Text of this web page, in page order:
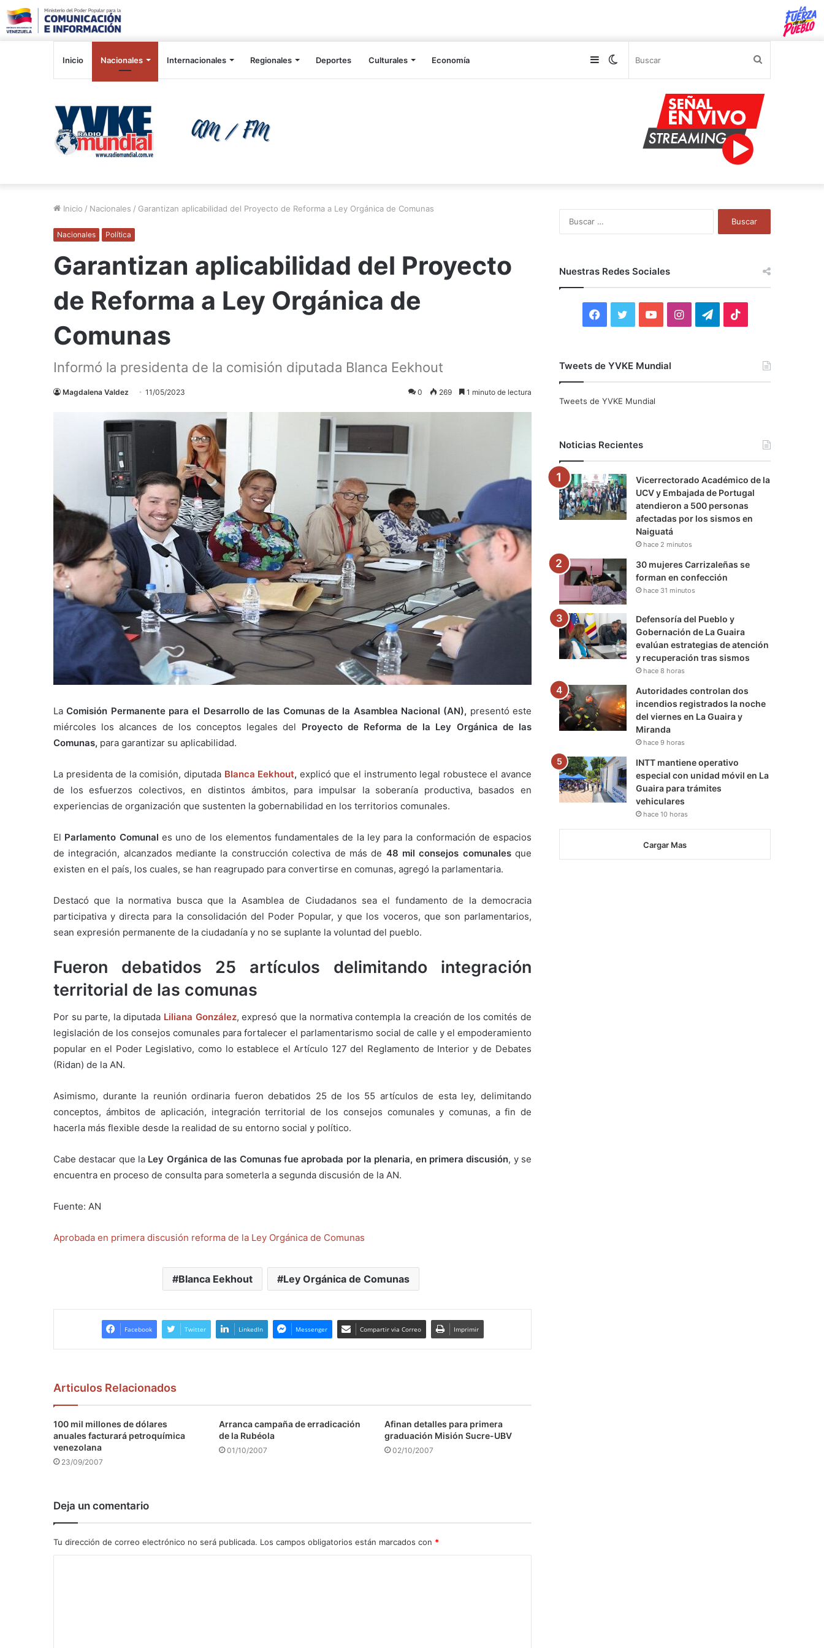
Inicio Nacionales Internacionales Regionales Deportes Culturales Economía Switch
Sidebar
Inicio / Nacionales / Garantizan aplicabilidad del Proyecto de Reforma a Ley Orgánica de Comunas
Nacionales Política
Garantizan aplicabilidad del Proyecto
de Reforma a Ley Orgánica de
Comunas
Informó la presidenta de la comisión diputada Blanca Eekhout
Magdalena Valdez 11/05/2023 0 269 1 minuto de lectura
LaComisión Permanente para el Desarrollo de las Comunas de la Asamblea Nacional (AN), presentó este
miércoles los alcances de los conceptos legales del Proyecto de Reforma de la Ley Orgánica de las
Comunas, para garantizar su aplicabilidad.
La presidenta de la comisión, diputada Blanca Eekhout, explicó que el instrumento legal robustece el avance
de los esfuerzos colectivos, en distintos ámbitos, para impulsar la soberanía productiva, basados en
experiencias de organización que sustenten la gobernabilidad en los territorios comunales.
El Parlamento Comunal es uno de los elementos fundamentales de la ley para la conformación de espacios
de integración, alcanzados mediante la construcción colectiva de más de 48 mil consejos comunalesque
existen en el país, los cuales, se han reagrupado para convertirse en comunas, agregó la parlamentaria.
Destacó que la normativa busca que la Asamblea de Ciudadanos sea el fundamento de la democracia
participativa y directa para la consolidación del Poder Popular, y que los voceros, que son parlamentarios,
sean expresión permanente de la ciudadanía y no se suplante la voluntad del pueblo.
Fueron debatidos 25 artículos delimitando integración
territorial de las comunas
Por su parte, la diputada Liliana González, expresó que la normativa contempla la creación de los comités de
legislación de los consejos comunales para fortalecer el parlamentarismo social de calle y el empoderamiento
popular en el Poder Legislativo, como lo establece el Artículo 127 del Reglamento de Interior y de Debates
(Ridan) de la AN.
Asimismo, durante la reunión ordinaria fueron debatidos 25 de los 55 artículos de esta ley, delimitando
conceptos, ámbitos de aplicación, integración territorial de los consejos comunales y comunas, a fin de
hacerla más flexible desde la realidad de su entorno social y político.
Cabe destacar que la Ley Orgánica de las Comunas fue aprobada por la plenaria, en primera discusión, y se
encuentra en proceso de consulta para someterla a segunda discusión de la AN.
Fuente: AN
Aprobada en primera discusión reforma de la Ley Orgánica de Comunas
Blanca Eekhout Ley Orgánica de Comunas
Facebook Twitter LinkedIn Messenger Compartir via Correo Imprimir
Articulos Relacionados
100 mil millones de dólares
anuales facturará petroquímica
venezolana
23/09/2007
Arranca campaña de erradicación
de la Rubéola
01/10/2007
Afinan detalles para primera
graduación Misión Sucre-UBV
02/10/2007
Deja un comentario
Tu dirección de correo electrónico no será publicada. Los campos obligatorios están marcados con *
Nuestras Redes Sociales
F
c
o
k
i
r
Y
u
e
I
r
a
m
T
a
m
Tweets de YVKE Mundial
Tweets de YVKE Mundial
Noticias Recientes
Vicerrectorado Académico de la
UCV y Embajada de Portugal
atendieron a 500 personas
afectadas por los sismos en
Naiguatá
hace 2 minutos
30 mujeres Carrizaleñas se
forman en confección
hace 31 minutos
Defensoría del Pueblo y
Gobernación de La Guaira
evalúan estrategias de atención
y recuperación tras sismos
hace 8 horas
Autoridades controlan dos
incendios registrados la noche
del viernes en La Guaira y
Miranda
hace 9 horas
INTT mantiene operativo
especial con unidad móvil en La
Guaira para trámites
vehiculares
hace 10 horas
Cargar Mas